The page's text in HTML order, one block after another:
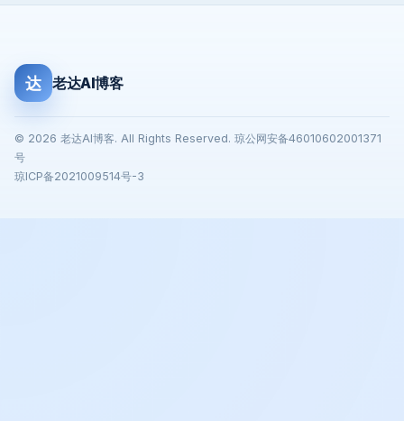
达 老达AI博客
© 2026 老达AI博客. All Rights Reserved. 琼公网安备46010602001371
号
琼ICP备2021009514号-3